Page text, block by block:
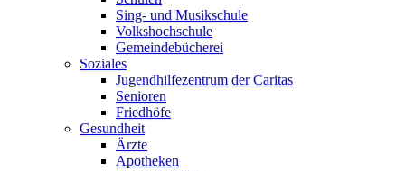
Sing- und Musikschule
Volkshochschule
Gemeindebücherei
Soziales
Jugendhilfezentrum der Caritas
Senioren
Friedhöfe
Gesundheit
Ärzte
Apotheken